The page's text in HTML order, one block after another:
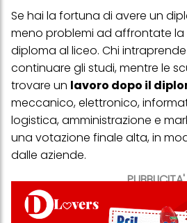
PUBBLICITA'
Se hai la fortuna di avere un
meno problemi ad affrontate la
diploma al liceo. Chi
continuare gli studi, mentre le
trovare un lavoro dopo il
meccanico, elettronico,
logistica, amministrazione e
una votazione finale alta, in
dalle aziende.